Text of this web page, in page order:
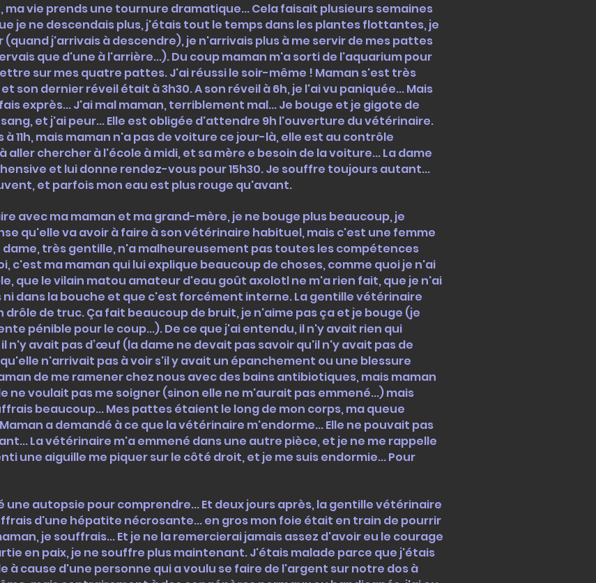
vie prends une tournure dramatique... Cela faisait plusieurs semaines
je ne descendais plus, j'étais tout le temps dans les plantes flottantes, je
j'arrivais à descendre), je n'arrivais plus à me servir de mes pattes
que d'une à l'arrière...). Du coup maman m'a sorti de l'aquarium pour
sur mes quatre pattes. J'ai réussi le soir-même ! Maman s'est très
son dernier réveil était à 3h30. A son réveil à 6h, je l'ai vu paniquée... Mais
exprès... J'ai mal maman, terriblement mal... Je bouge et je gigote de
et j'ai peur... Elle est obligée d'attendre 9h l'ouverture du vétérinaire.
11h, mais maman n'a pas de voiture ce jour-là, elle est au contrôle
chercher à l'école à midi, et sa mère e besoin de la voiture... La dame
et lui donne rendez-vous pour 15h30. Je souffre toujours autant...
et parfois mon eau est plus rouge qu'avant.
avec ma maman et ma grand-mère, je ne bouge plus beaucoup, je
qu'elle va avoir à faire à son vétérinaire habituel, mais c'est une femme
dame, très gentille, n'a malheureusement pas toutes les compétences
c'est ma maman qui lui explique beaucoup de choses, comme quoi je n'ai
que le vilain matou amateur d'eau goût axolotl ne m'a rien fait, que je n'ai
ni dans la bouche et que c'est forcément interne. La gentille vétérinaire
de truc. Ça fait beaucoup de bruit, je n'aime pas ça et je bouge (je
pénible pour le coup...). De ce que j'ai entendu, il n'y avait rien qui
n'y avait pas d’œuf (la dame ne devait pas savoir qu'il n'y avait pas de
n'arrivait pas à voir s'il y avait un épanchement ou une blessure
de me ramener chez nous avec des bains antibiotiques, mais maman
ne voulait pas me soigner (sinon elle ne m'aurait pas emmené...) mais
beaucoup... Mes pattes étaient le long de mon corps, ma queue
a demandé à ce que la vétérinaire m'endorme... Elle ne pouvait pas
La vétérinaire m'a emmené dans une autre pièce, et je ne me rappelle
une aiguille me piquer sur le côté droit, et je me suis endormie... Pour
une autopsie pour comprendre... Et deux jours après, la gentille vétérinaire
d'une hépatite nécrosante... en gros mon foie était en train de pourrir
je souffrais... Et je ne la remercierai jamais assez d'avoir eu le courage
en paix, je ne souffre plus maintenant. J'étais malade parce que j'étais
à cause d'une personne qui a voulu se faire de l'argent sur notre dos à